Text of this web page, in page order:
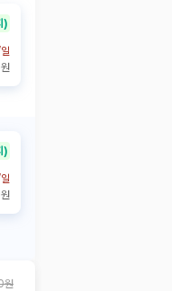
)
일
)
일
원